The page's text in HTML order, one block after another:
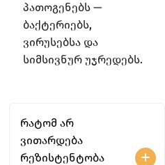
პათოგენებს —
ბაქტერიებს,
ვირუსებსა და
სიმსივნურ უჯრედებს.
რატომ არ
ვითარდება
რეზისტენტობა